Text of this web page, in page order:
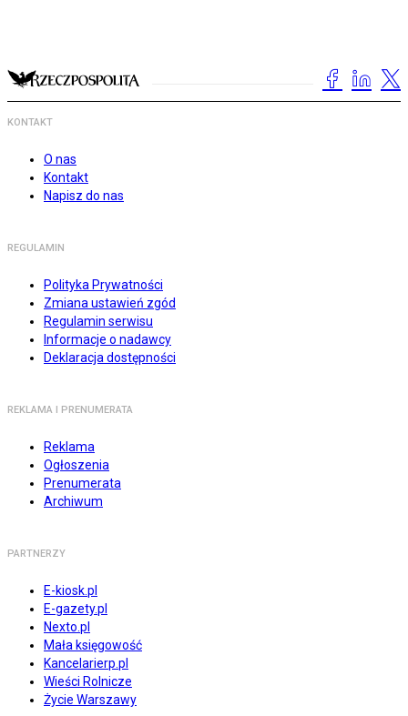
KONTAKT
O nas
Kontakt
Napisz do nas
REGULAMIN
Polityka Prywatności
Zmiana ustawień zgód
Regulamin serwisu
Informacje o nadawcy
Deklaracja dostępności
REKLAMA I PRENUMERATA
Reklama
Ogłoszenia
Prenumerata
Archiwum
PARTNERZY
E-kiosk.pl
E-gazety.pl
Nexto.pl
Mała księgowość
Kancelarierp.pl
Wieści Rolnicze
Życie Warszawy